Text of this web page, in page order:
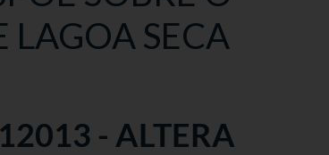
SECA
- ALTERA